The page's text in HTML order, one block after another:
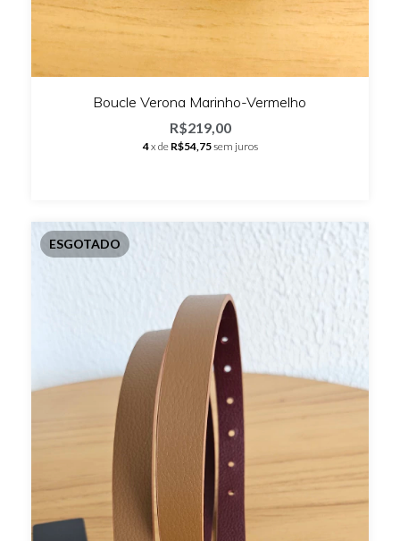
Boucle Verona Marinho-Vermelho
R$219,00
4x de R$54,75sem juros
ESGOTADO